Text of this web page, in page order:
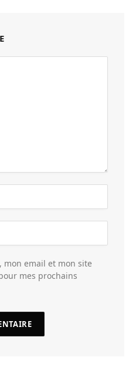
mon email et mon site
mes prochains